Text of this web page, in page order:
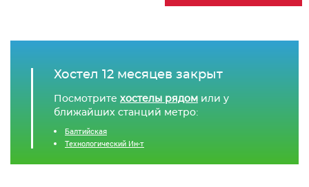
Хостел 12 месяцев закрыт
Посмотрите хостелы рядом или у
ближайших станций метро:
Балтийская
Технологический Ин-т